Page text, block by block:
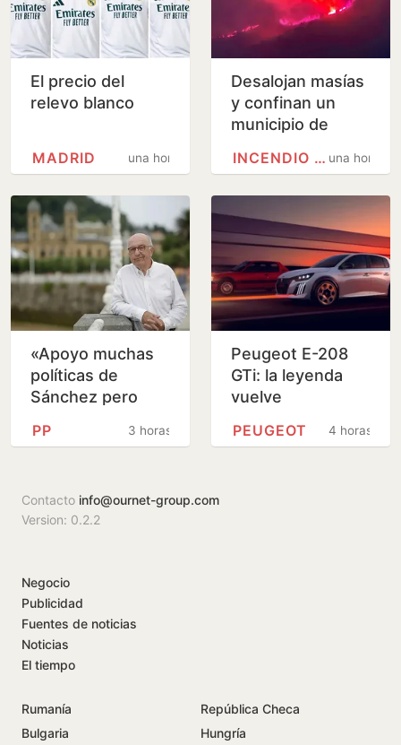
El precio del
relevo blanco
una hora
MADRID
Desalojan masías
y confinan un
municipio de
incendios
una hora
INCENDIO FORESTAL
«Apoyo muchas
políticas de
Sánchez pero
temas básicos es
3 horas
PP
Peugeot E-208
GTi: la leyenda
vuelve
4 horas
PEUGEOT
Contacto info@ournet-group.com
Version: 0.2.2
Negocio
Publicidad
Fuentes de noticias
Noticias
El tiempo
Rumanía
República Checa
Bulgaria
Hungría